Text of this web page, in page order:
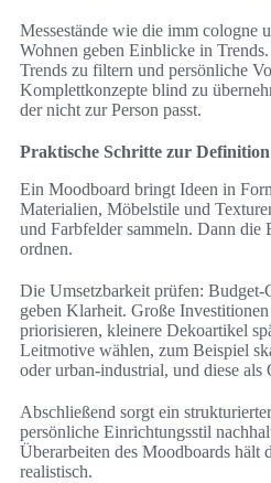
Messestände wie die imm cologne
Wohnen geben Einblicke in
Trends zu filtern und persönliche
Komplettkonzepte blind zu
der nicht zur Person passt.
Praktische Schritte zur Definition
Ein Moodboard bringt Ideen in
Materialien, Möbelstile und
und Farbfelder sammeln. Dann die
ordnen.
Die Umsetzbarkeit prüfen: Budget-
geben Klarheit. Große
priorisieren, kleinere Dekoartikel
Leitmotive wählen, zum Beispiel
oder urban-industrial, und diese als
Abschließend sorgt ein
persönliche Einrichtungsstil
Überarbeiten des Moodboards hält
realistisch.